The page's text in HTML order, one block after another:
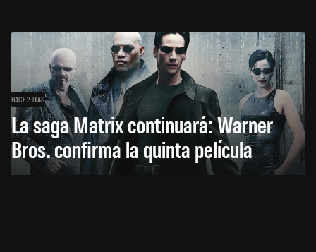
HACE 2 DÍAS
La saga Matrix continuará: Warner
Bros. confirma la quinta película